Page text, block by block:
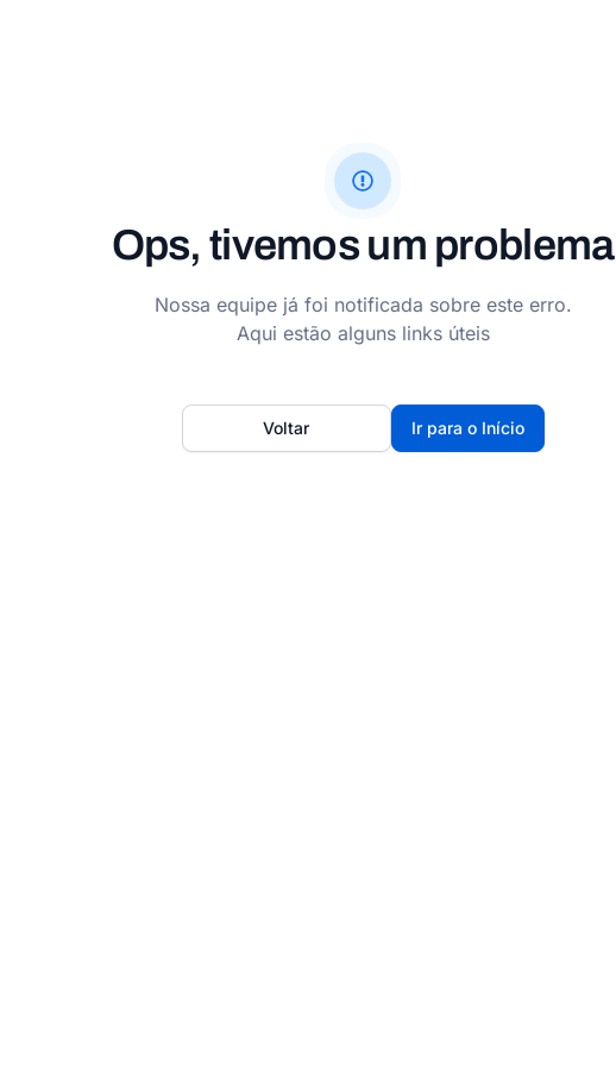
Ops, tivemos um problema
Nossa equipe já foi notificada sobre este erro.
Aqui estão alguns links úteis
Ir para o Início
Voltar